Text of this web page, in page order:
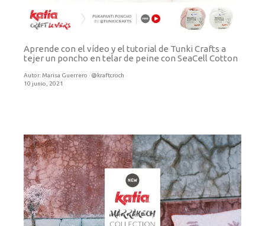
Aprende con el vídeo y el tutorial de Tunki Crafts a
tejer un poncho en telar de peine con SeaCell Cotton
Autor: Marisa Guerrero · @kraftcroch
10 junio, 2021